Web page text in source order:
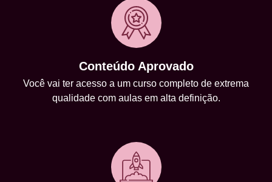
Conteúdo Aprovado
Você vai ter acesso a um curso completo de extrema
qualidade com aulas em alta definição.